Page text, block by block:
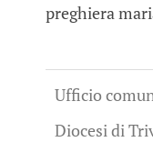
preghiera
Ufficio
Diocesi di